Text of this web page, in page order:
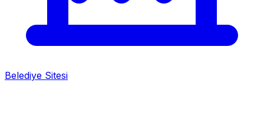
Belediye Sitesi